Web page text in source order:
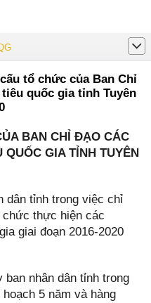
tổ chức của Ban Chỉ
quốc gia tỉnh Tuyên
BAN CHỈ ĐẠO CÁC
GIA TỈNH TUYÊN
dân tỉnh trong việc chỉ
chức thực hiện các
giai đoạn 2016-2020
nhân dân tỉnh trong
5 năm và hàng